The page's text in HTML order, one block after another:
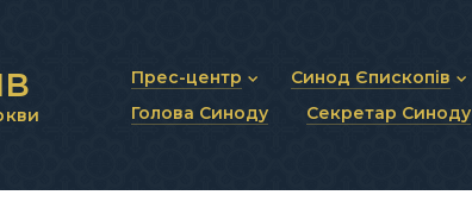
Прес-центр
Новини та анонси
Синод Єпископів
Статут Синоду
Голова Синоду Секретар Синоду